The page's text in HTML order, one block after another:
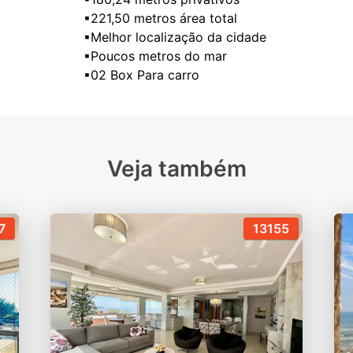
▪221,50 metros área total
▪Melhor localização da cidade
▪Poucos metros do mar
Veja também
13155